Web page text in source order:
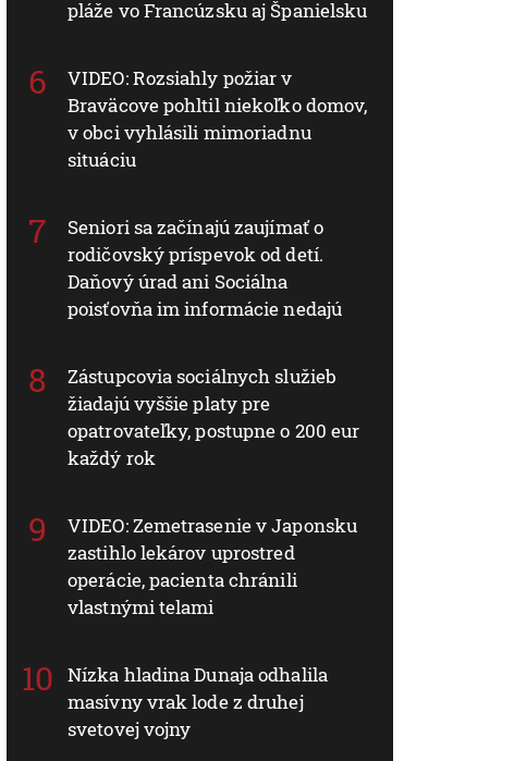
pláže vo Francúzsku aj Španielsku
VIDEO: Rozsiahly požiar v
Braväcove pohltil niekoľko domov,
v obci vyhlásili mimoriadnu
situáciu
Seniori sa začínajú zaujímať o
rodičovský príspevok od detí.
Daňový úrad ani Sociálna
poisťovňa im informácie nedajú
Zástupcovia sociálnych služieb
žiadajú vyššie platy pre
opatrovateľky, postupne o 200 eur
každý rok
VIDEO: Zemetrasenie v Japonsku
zastihlo lekárov uprostred
operácie, pacienta chránili
vlastnými telami
Nízka hladina Dunaja odhalila
masívny vrak lode z druhej
svetovej vojny